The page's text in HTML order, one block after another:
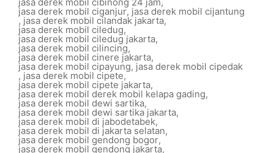
jasa derek mobil ciganjur, jasa derek mobil cijantung
, jasa derek mobil cilandak jakarta,
jasa derek mobil ciledug,
jasa derek mobil ciledug jakarta,
jasa derek mobil cilincing,
jasa derek mobil cinere jakarta,
jasa derek mobil cipayung, jasa derek mobil cipedak
, jasa derek mobil cipete,
jasa derek mobil cipete jakarta,
jasa derek mobil derek mobil kelapa gading,
jasa derek mobil dewi sartika,
jasa derek mobil dewi sartika jakarta,
jasa derek mobil di jabodetabek,
jasa derek mobil di jakarta selatan,
jasa derek mobil gendong bogor,
jasa derek mobil gendong jakarta,